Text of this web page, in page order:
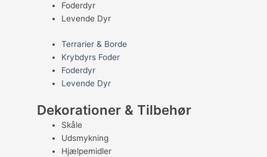
Foderdyr
Levende Dyr
Terrarier & Borde
Krybdyrs Foder
Foderdyr
Levende Dyr
Dekorationer & Tilbehør
Skåle
Udsmykning
Hjælpemidler